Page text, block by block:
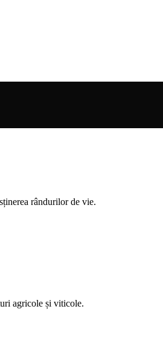
rândurilor de vie.
agricole și viticole.